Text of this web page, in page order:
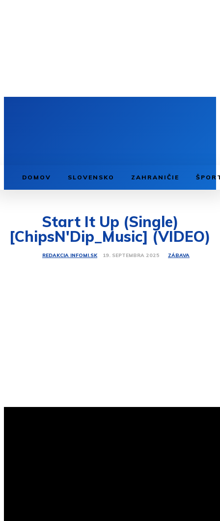
DOMOV SLOVENSKO ZAHRANIČIE
Start It Up (Single)
[ChipsN'Dip_Music] (VIDEO)
REDAKCIA INFOMI.SK 19. SEPTEMBRA 2025 ZÁBAVA